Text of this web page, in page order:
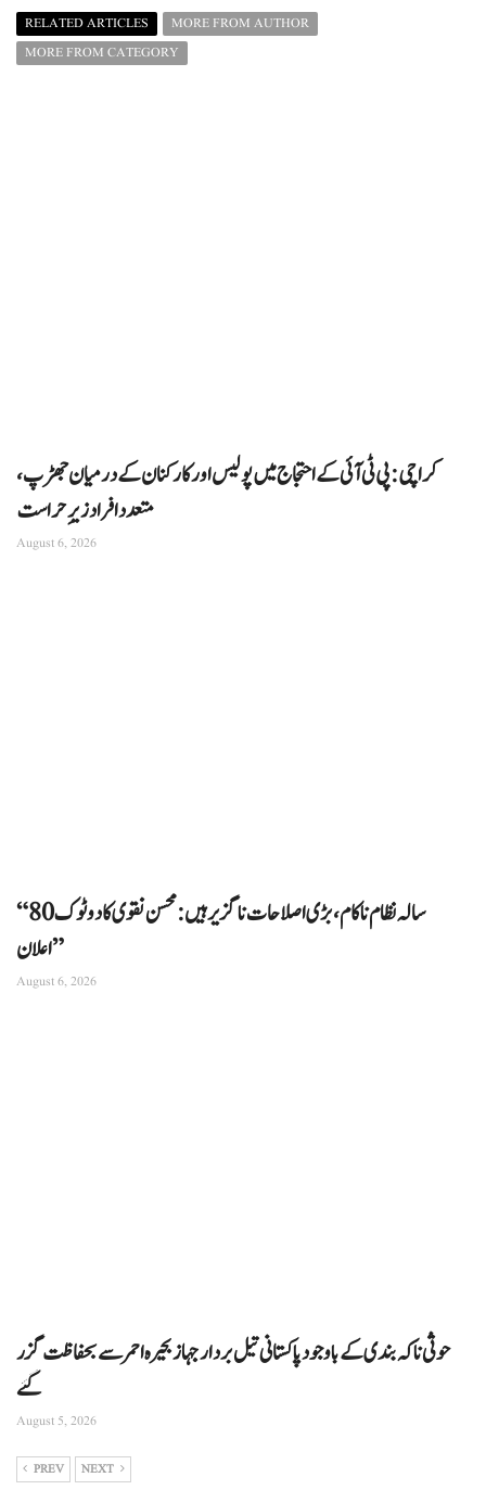
RELATED ARTICLES
MORE FROM AUTHOR
MORE FROM CATEGORY
کراچی: پی ٹی آئی کے احتجاج میں پولیس اور کارکنان کے درمیان جھڑپ،
متعدد افراد زیرِ حراست
August 6, 2026
“80 سالہ نظام ناکام، بڑی اصلاحات ناگزیر ہیں: محسن نقوی کا دوٹوک
اعلان”
August 6, 2026
حوثی ناکہ بندی کے باوجود پاکستانی تیل بردار جہاز بحیرہ احمر سے بحفاظت گزر
گئے
August 5, 2026
PREV NEXT